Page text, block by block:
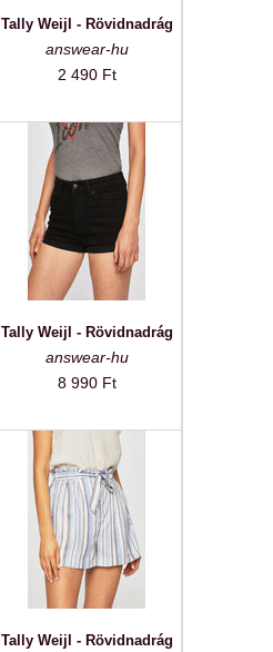
Tally Weijl - Rövidnadrág
answear-hu
2 490 Ft
Tally Weijl - Rövidnadrág
answear-hu
8 990 Ft
Tally Weijl - Rövidnadrág